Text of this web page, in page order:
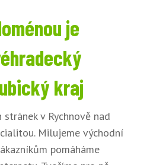
je
kraj
v Rychnově nad
Milujeme východní
pomáháme